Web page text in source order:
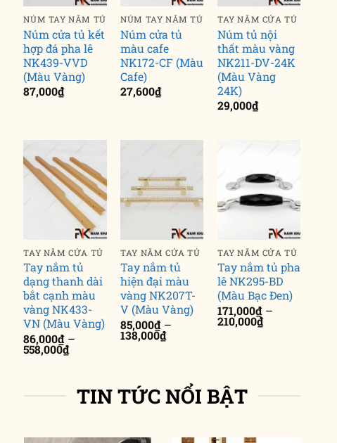
NÚM TAY NẮM TỦ
Núm cửa tủ kết
hợp đá pha lê
NK439-VVD
(Màu Vàng)
87,000₫
NÚM TAY NẮM TỦ
Núm cửa tủ
màu cafe
NK172-CF (Màu
Cafe)
27,600₫
TAY NẮM CỬA TỦ
Núm tủ nội
thất màu vàng
NK211-DV-24K
(Màu Vàng
24K)
29,000₫
TAY NẮM CỬA TỦ
Tay nắm tủ
dạng thanh dài
bắt cạnh màu
vàng NK433-
VN (Màu Vàng)
86,000₫ –
558,000₫Khoảng
giá:
đến
558,000₫
TAY NẮM CỬA TỦ
Tay nắm tủ
hiện đại màu
vàng NK207T-
V (Màu Vàng)
85,000₫ –
138,000₫Khoảng
giá:
138,000₫
TAY NẮM CỬA TỦ
Tay nắm tủ pha
lê NK295-BD
(Màu Bạc Đen)
171,000₫ –
210,000₫Khoảng
giá:
TIN TỨC NỔI BẬT